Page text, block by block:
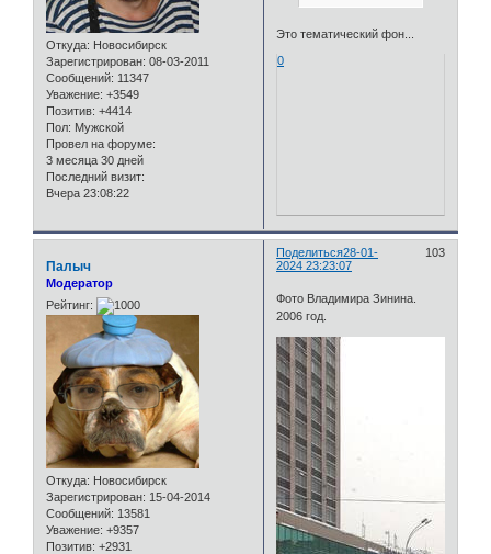
Откуда: Новосибирск
Зарегистрирован: 08-03-2011
Сообщений: 11347
Уважение: +3549
Позитив: +4414
Пол: Мужской
Провел на форуме:
3 месяца 30 дней
Последний визит:
Вчера 23:08:22
Это тематический фон...
0
Поделиться 103
28-01-
2024 23:23:07
Палыч
Модератор
Рейтинг:
Откуда: Новосибирск
Зарегистрирован: 15-04-2014
Сообщений: 13581
Уважение: +9357
Позитив: +2931
Фото Владимира Зинина.
2006 год.